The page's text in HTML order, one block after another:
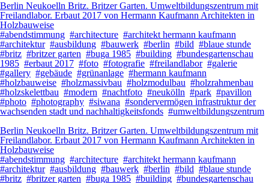
Berlin Neukoelln Britz. Britzer Garten. Umweltbildungszentrum mit
Freilandlabor. Erbaut 2017 von Hermann Kaufmann Architekten in
Holzbauweise
#abendstimmung #architecture #architekt hermann kaufmann
#architektur #ausbildung #bauwerk #berlin #bild #blaue stunde
#britz #britzer garten #buga 1985 #building #bundesgartenschau
1985 #erbaut 2017 #foto #fotografie #freilandlabor #galerie
#gallery #gebäude #grünanlage #hermann kaufmann
#holzbauweise #holzmassivbau #holzmodulbau #holzrahmenbau
#holzskelettbau #modern #nachtfoto #neukölln #park #pavillon
#photo #photography #siwana #sondervermögen infrastruktur der
wachsenden stadt und nachhaltigkeitsfonds #umweltbildungszentrum
Berlin Neukoelln Britz. Britzer Garten. Umweltbildungszentrum mit
Freilandlabor. Erbaut 2017 von Hermann Kaufmann Architekten in
Holzbauweise
#abendstimmung #architecture #architekt hermann kaufmann
#architektur #ausbildung #bauwerk #berlin #bild #blaue stunde
#britz #britzer garten #buga 1985 #building #bundesgartenschau